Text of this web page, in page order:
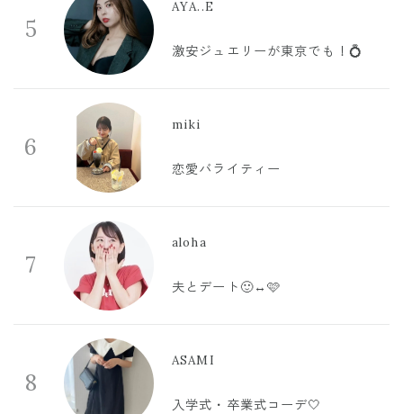
5
AYA..E
激安ジュエリーが東京でも！💍
6
miki
恋愛バライティー
7
aloha
夫とデート🙂‍↔️🩷
8
ASAMI
入学式・卒業式コーデ🤍